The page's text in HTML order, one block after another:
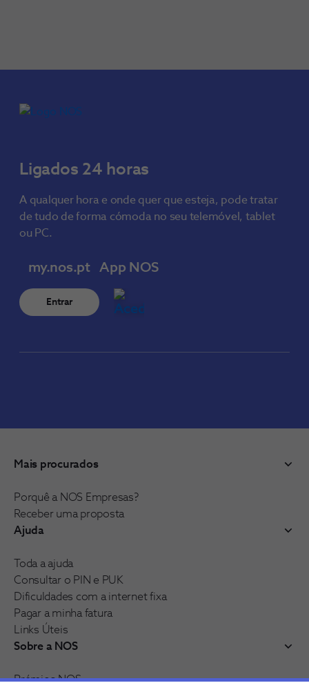
Ligados 24 horas
A qualquer hora e onde quer que esteja, pode tratar
de tudo de forma cómoda no seu telemóvel, tablet
ou PC.
my.nos.pt
Entrar
App NOS
Mais procurados
Porquê a NOS Empresas?
Receber uma proposta
Ajuda
Toda a ajuda
Consultar o PIN e PUK
Dificuldades com a internet fixa
Pagar a minha fatura
Links Úteis
Sobre a NOS
Prémios NOS